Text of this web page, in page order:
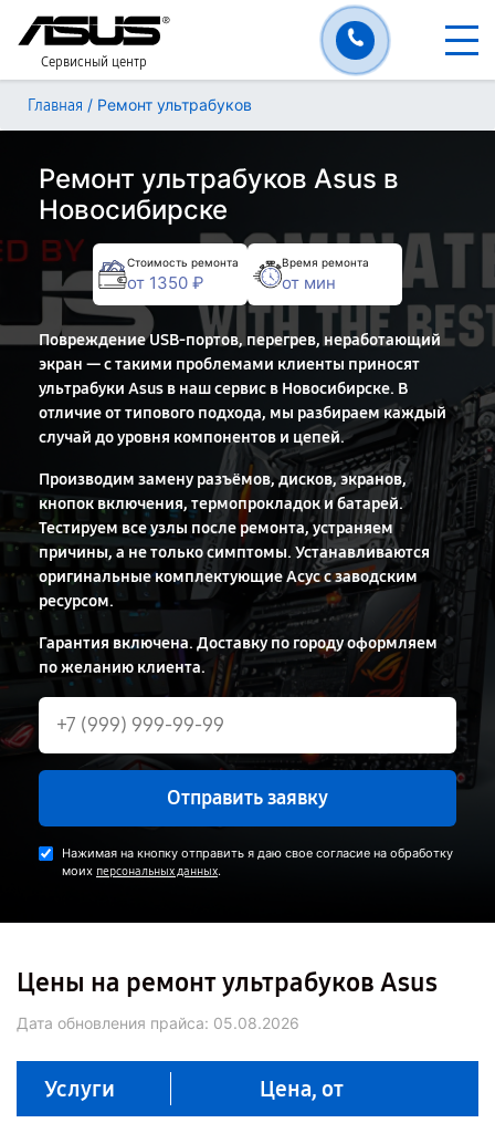
Сервисный центр
Главная / Ремонт ультрабуков
Ремонт ультрабуков Asus в
Новосибирске
Стоимость ремонта
от 1350 ₽
Время ремонта
от мин
Повреждение USB-портов, перегрев, неработающий
экран — с такими проблемами клиенты приносят
ультрабуки Asus в наш сервис в Новосибирске. В
отличие от типового подхода, мы разбираем каждый
случай до уровня компонентов и цепей.
Производим замену разъёмов, дисков, экранов,
кнопок включения, термопрокладок и батарей.
Тестируем все узлы после ремонта, устраняем
причины, а не только симптомы. Устанавливаются
оригинальные комплектующие Асус с заводским
ресурсом.
Гарантия включена. Доставку по городу оформляем
по желанию клиента.
Отправить заявку
Нажимая на кнопку отправить я даю свое согласие на обработку
моих персональных данных.
Цены на ремонт ультрабуков Asus
Дата обновления прайса: 05.08.2026
Услуги Цена, от